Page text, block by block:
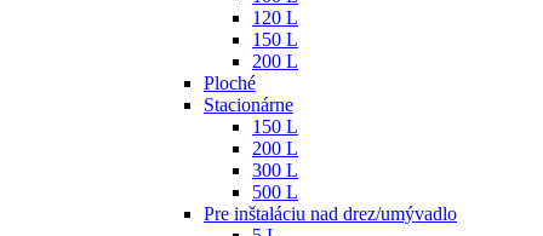
120 L
150 L
200 L
Ploché
Stacionárne
150 L
200 L
300 L
500 L
Pre inštaláciu nad drez/umývadlo